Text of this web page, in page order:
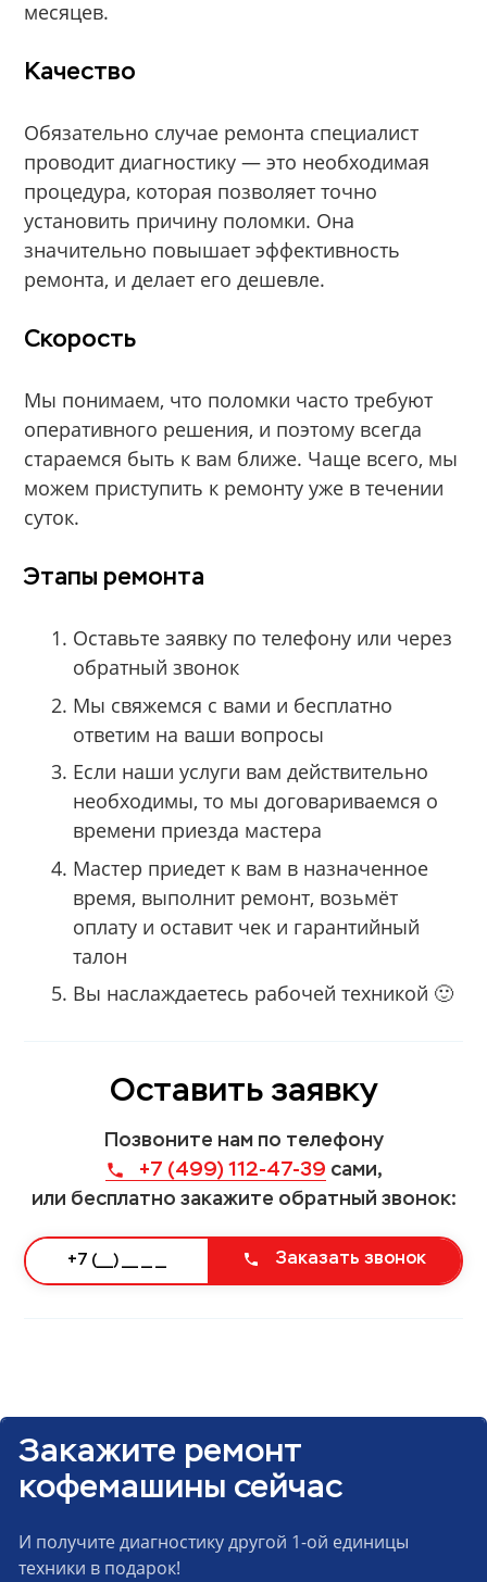
месяцев.
Качество
Обязательно случае ремонта специалист
проводит диагностику — это необходимая
процедура, которая позволяет точно
установить причину поломки. Она
значительно повышает эффективность
ремонта, и делает его дешевле.
Скорость
Мы понимаем, что поломки часто требуют
оперативного решения, и поэтому всегда
стараемся быть к вам ближе. Чаще всего, мы
можем приступить к ремонту уже в течении
суток.
Этапы ремонта
Оставьте заявку по телефону или через
обратный звонок
Мы свяжемся с вами и бесплатно
ответим на ваши вопросы
Если наши услуги вам действительно
необходимы, то мы договариваемся о
времени приезда мастера
Мастер приедет к вам в назначенное
время, выполнит ремонт, возьмёт
оплату и оставит чек и гарантийный
талон
Вы наслаждаетесь рабочей техникой 🙂
Оставить заявку
Позвоните нам по телефону
+7 (499) 112-47-39 сами,
или бесплатно закажите обратный звонок:
Заказать звонок
Закажите ремонт
кофемашины сейчас
И получите диагностику другой 1-ой единицы
техники в подарок!